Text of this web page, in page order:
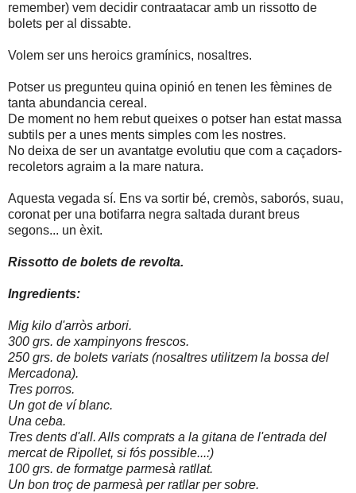
remember) vem decidir contraatacar amb un rissotto de
bolets per al dissabte.
Volem ser uns heroics gramínics, nosaltres.
Potser us pregunteu quina opinió en tenen les fèmines de
tanta abundancia cereal.
De moment no hem rebut queixes o potser han estat massa
subtils per a unes ments simples com les nostres.
No deixa de ser un avantatge evolutiu que com a caçadors-
recoletors agraim a la mare natura.
Aquesta vegada sí. Ens va sortir bé, cremòs, saborós, suau,
coronat per una botifarra negra saltada durant breus
segons... un èxit.
Rissotto de bolets de revolta.
Ingredients:
Mig kilo d'arròs arbori.
300 grs. de xampinyons frescos.
250 grs. de bolets variats (nosaltres utilitzem la bossa del
Mercadona).
Tres porros.
Un got de ví blanc.
Una ceba.
Tres dents d'all. Alls comprats a la gitana de l'entrada del
mercat de Ripollet, si fós possible...:)
100 grs. de formatge parmesà ratllat.
Un bon troç de parmesà per ratllar per sobre.